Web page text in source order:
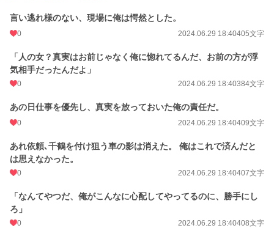
言い逃れ様のない、現場に俺は愕然とした。
0 2024.06.29 18:40405文字
「人の女？真実はお前じゃなく俺に惚れてるんだ、お前の方が浮
気相手だったんだよ」
0 2024.06.29 18:40384文字
あの日仕事を優先し、真実を放っておいた俺の責任だ。
0 2024.06.29 18:40409文字
あれ依頼､千鶴を付け狙う車の影は消えた。 俺はこれで済んだと
は思えなかった。
0 2024.06.29 18:40407文字
「なんてやつだ、俺がこんなに心配してやってるのに、勝手にし
ろ」
0 2024.06.29 18:40408文字